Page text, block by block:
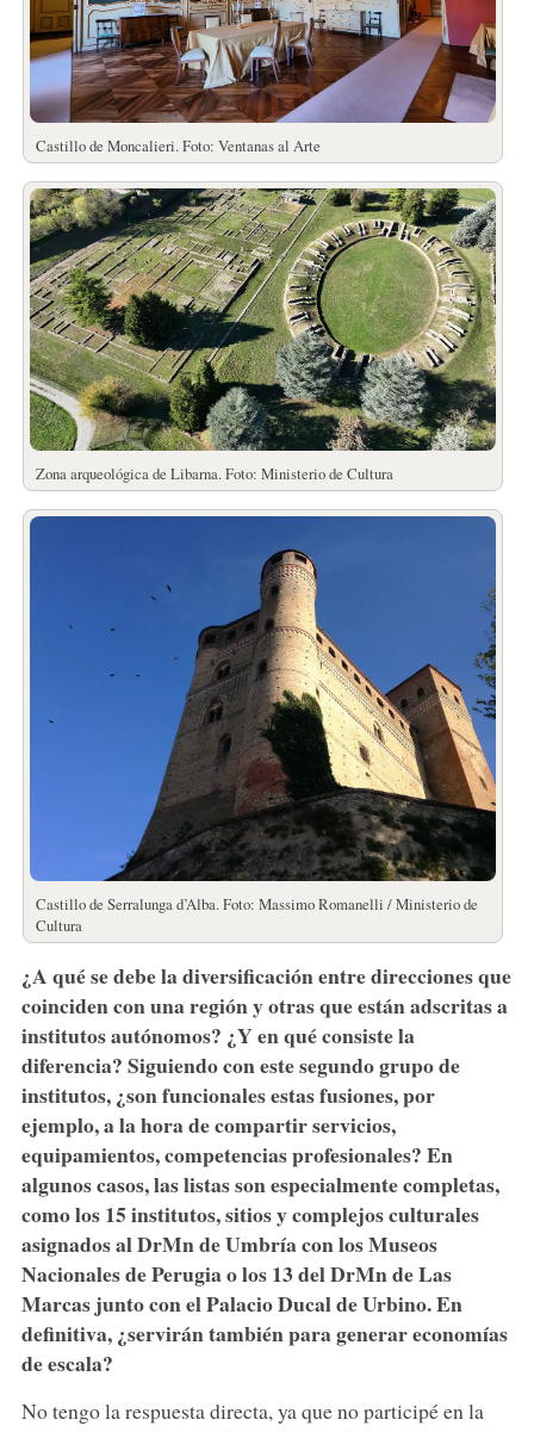
Castillo de Moncalieri. Foto: Ventanas al Arte
Zona arqueológica de Libarna. Foto: Ministerio de Cultura
Castillo de Serralunga d’Alba. Foto: Massimo Romanelli / Ministerio de
Cultura
¿A qué se debe la diversificación entre direcciones que
coinciden con una región y otras que están adscritas a
institutos autónomos? ¿Y en qué consiste la
diferencia? Siguiendo con este segundo grupo de
institutos, ¿son funcionales estas fusiones, por
ejemplo, a la hora de compartir servicios,
equipamientos, competencias profesionales? En
algunos casos, las listas son especialmente completas,
como los 15 institutos, sitios y complejos culturales
asignados al DrMn de Umbría con los Museos
Nacionales de Perugia o los 13 del DrMn de Las
Marcas junto con el Palacio Ducal de Urbino. En
definitiva, ¿servirán también para generar economías
de escala?
No tengo la respuesta directa, ya que no participé en la